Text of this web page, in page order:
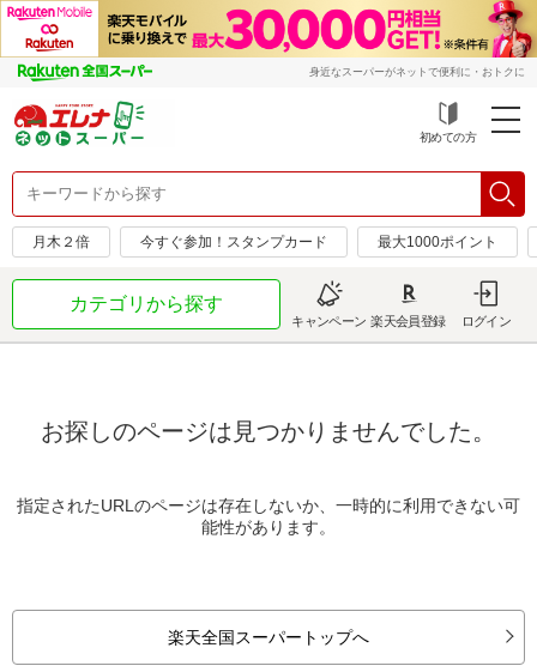
身近なスーパーがネットで便利に・おトクに
初めての方
月木２倍 今すぐ参加！スタンプカード 最大1000ポイント
カテゴリから探す
キャンペーン 楽天会員登録 ログイン
お探しのページは見つかりませんでした。
指定されたURLのページは存在しないか、一時的に利用できない可
能性があります。
楽天全国スーパートップへ